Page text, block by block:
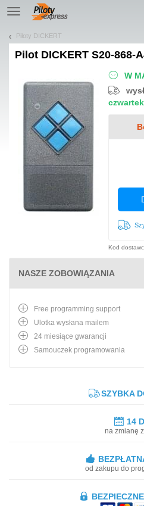
TE
navigation
Piloty DICKERT
Pilot DICKERT S20-868-
W
Kod
NASZE ZOBOWIĄZANIA
Free programming support
Ulotka wysłana mailem
24 miesiące gwarancji
Samouczek programowania
SZYBKA
14
na zmianę
od zakupu do
Pozwól, że przedstawimy nasze ciasteczka!